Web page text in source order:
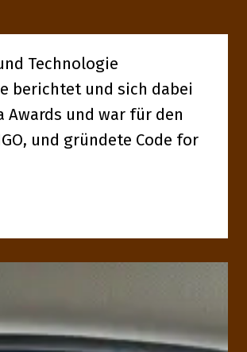
Technologie
berichtet und sich dabei
und war für den
und gründete Code for